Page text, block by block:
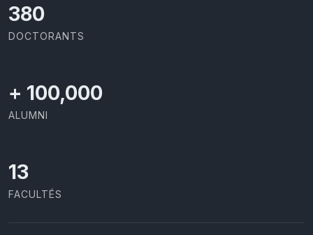
403
DOCTORANTS
+ 100,000
ALUMNI
13
FACULTÉS